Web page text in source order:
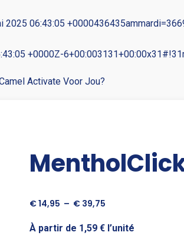
06:43:05
+0000Z-
Activate Voor Jou?
€14,95 – €39,75Plage
prix :
À partir de 1,59 € l’unité